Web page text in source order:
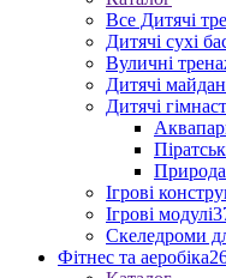
Все Дитячі
Дитячі сухі
Вуличні
Дитячі
Дитячі
Природа
Ігрові
Ігрові модулі
Скеледроми
Фітнес та аеробіка